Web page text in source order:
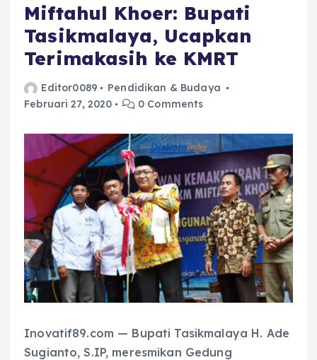
Miftahul Khoer: Bupati
Tasikmalaya, Ucapkan
Terimakasih ke KMRT
Editor0089
Pendidikan & Budaya
Februari 27, 2020
0 Comments
Inovatif89.com — Bupati Tasikmalaya H. Ade
Sugianto, S.IP, meresmikan Gedung